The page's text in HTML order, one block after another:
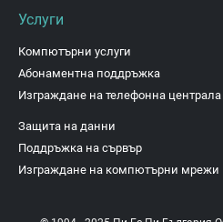
Услуги
Компютърни услуги
Абонаментна поддръжка
Изграждане на телефонна централа
Защита на данни
Поддръжка на сървър
Изграждане на компютърни мрежи